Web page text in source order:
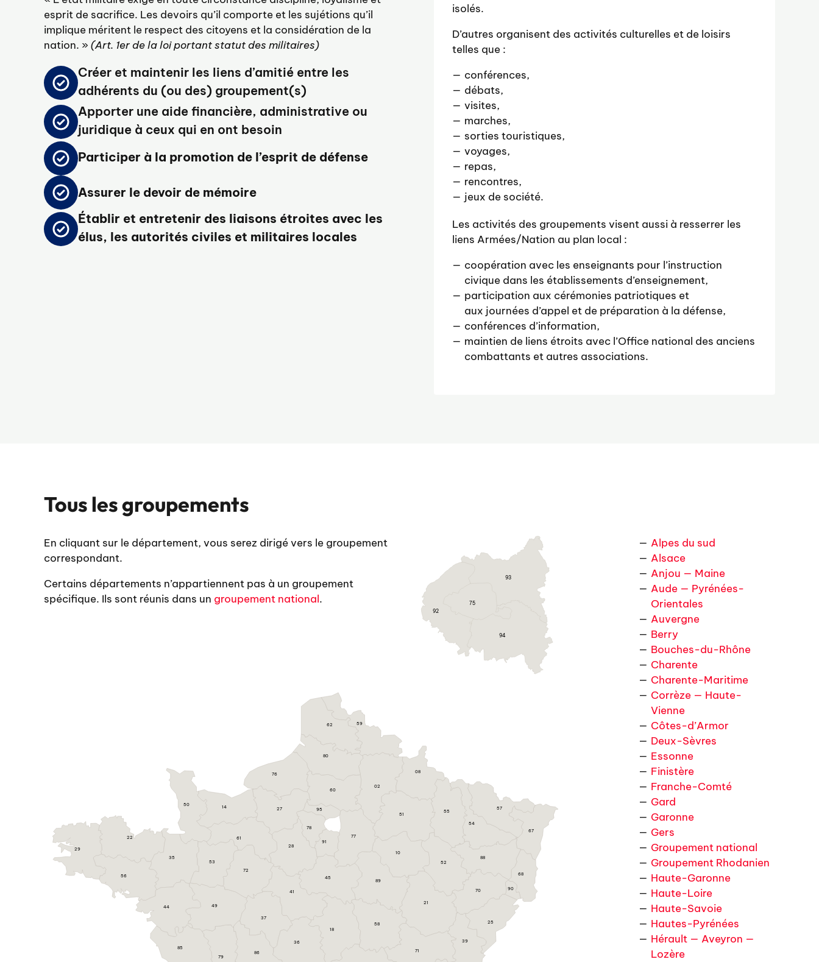
esprit de sacrifice. Les devoirs qu’il comporte et les sujétions qu’il
implique méritent le respect des citoyens et la considération de la
nation. » (Art. 1er de la loi portant statut des militaires)
Créer et maintenir les liens d’amitié entre les
adhérents du (ou des) groupement(s)
Apporter une aide financière, administrative ou
juridique à ceux qui en ont besoin
Participer à la promotion de l’esprit de défense
Assurer le devoir de mémoire
Établir et entretenir des liaisons étroites avec les
élus, les autorités civiles et militaires locales
isolés.
D’autres organisent des activités culturelles et de loisirs
telles que :
conférences,
débats,
visites,
marches,
sorties touristiques,
voyages,
repas,
rencontres,
jeux de société.
Les activités des groupements visent aussi à resserrer les
liens Armées/Nation au plan local :
coopération avec les enseignants pour l’instruction
civique dans les établissements d’enseignement,
participation aux cérémonies patriotiques et
aux journées d’appel et de préparation à la défense,
conférences d’information,
maintien de liens étroits avec l’Office national des anciens
combattants et autres associations.
Tous les groupements
En cliquant sur le département, vous serez dirigé vers le groupement
correspondant.
Certains départements n’appartiennent pas à un groupement
spécifique. Ils sont réunis dans un groupement national.
93
94
75
92
86
79
22
85
50
56
29
35
44 49
72
53
14
61
28
89
70
76
27
37
45
36
41
18
21
58
71
39
51
60
62 59
02
80
08
10
52
67
54
77
68
55
57
88
91
78
95
25
90
Alpes du sud
Alsace
Anjou — Maine
Aude — Pyrénées-
Orientales
Auvergne
Berry
Bouches-du-Rhône
Charente
Charente-Maritime
Corrèze — Haute-
Vienne
Côtes-d’Armor
Deux-Sèvres
Essonne
Finistère
Franche-Comté
Gard
Garonne
Gers
Groupement national
Groupement Rhodanien
Haute-Garonne
Haute-Loire
Haute-Savoie
Hautes-Pyrénées
Hérault — Aveyron —
Lozère